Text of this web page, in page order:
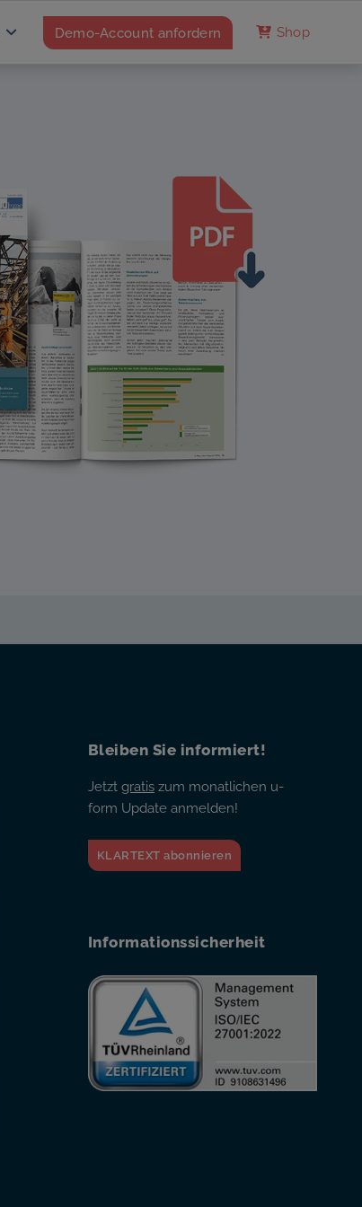
Demo-Account anfordern Shop
Bleiben Sie informiert!
Jetzt gratiszum monatlichen u-
form Update anmelden!
KLARTEXT abonnieren
Informationssicherheit